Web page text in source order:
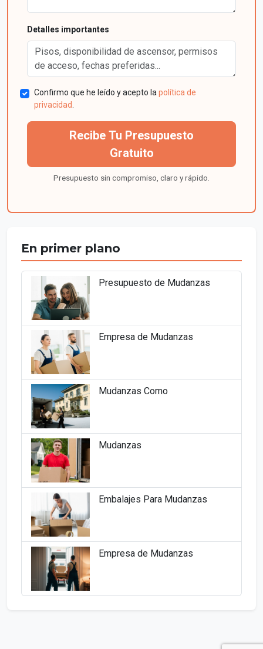
Detalles importantes
Confirmo que he leído y acepto lapolítica de
privacidad.
Recibe Tu Presupuesto
Gratuito
Presupuesto sin compromiso, claro y rápido.
En primer plano
Presupuesto de Mudanzas
Empresa de Mudanzas
Mudanzas Como
Mudanzas
Embalajes Para Mudanzas
Empresa de Mudanzas